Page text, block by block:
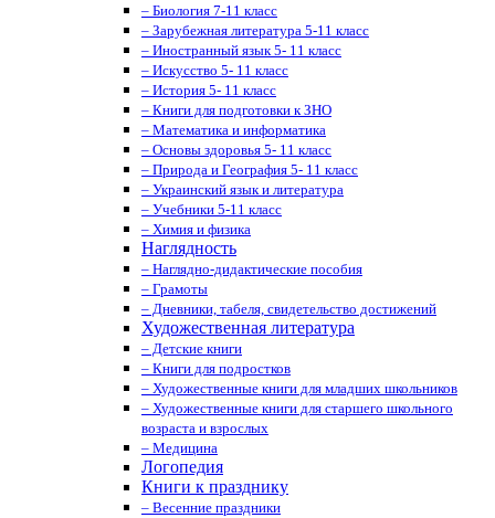
– Биология 7-11 класс
– Зарубежная литература 5-11 класс
– Иностранный язык 5- 11 класс
– Искусство 5- 11 класс
– История 5- 11 класс
– Книги для подготовки к ЗНО
– Математика и информатика
– Основы здоровья 5- 11 класс
– Природа и География 5- 11 класс
– Украинский язык и литература
– Учебники 5-11 класс
– Химия и физика
Наглядность
– Наглядно-дидактические пособия
– Грамоты
– Дневники, табеля, свидетельство достижений
Художественная литература
– Детские книги
– Книги для подростков
– Художественные книги для младших школьников
– Художественные книги для старшего школьного
возраста и взрослых
– Медицина
Логопедия
Книги к празднику
– Весенние праздники